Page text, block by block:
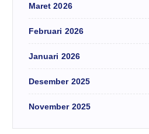
Maret 2026
Februari 2026
Januari 2026
Desember 2025
November 2025